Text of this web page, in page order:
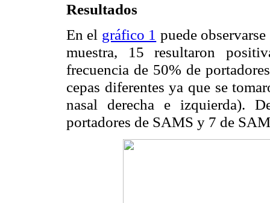
Resultados
En el gráfico 1 puede
muestra, 15 resultaron
frecuencia de 50% de
cepas diferentes ya que se
nasal derecha e izquierda).
portadores de SAMS y 7 de